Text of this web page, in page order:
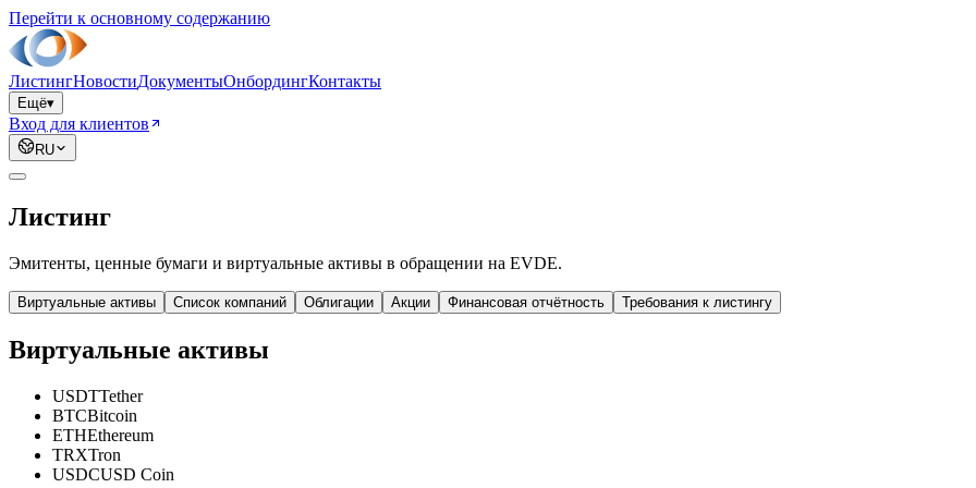
Перейти к основному содержанию
ЛистингНовостиДокументыОнбордингКонтакты
Ещё▾
Вход для клиентов
RU
Листинг
Эмитенты, ценные бумаги и виртуальные активы в обращении на EVDE.
Виртуальные активы Список компаний Облигации Акции Финансовая отчётность Требования к листингу
Виртуальные активы
USDTTether
BTCBitcoin
ETHEthereum
TRXTron
USDCUSD Coin